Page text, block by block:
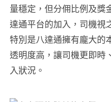
量穩定，但分佣比例及獎
達通平台的加入，司機視
特別是八達通擁有龐大的
透明度高，讓司機更即時
入狀況。